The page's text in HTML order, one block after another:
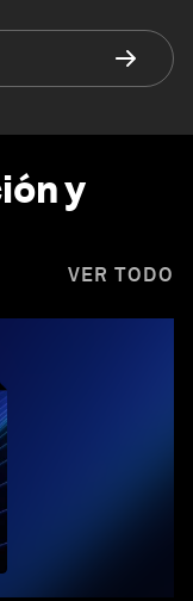
y
VER TODO